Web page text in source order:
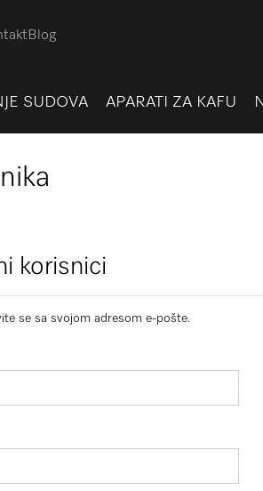
Blog
SUDOVA APARATI ZA KAFU
korisnici
se sa svojom adresom e-pošte.